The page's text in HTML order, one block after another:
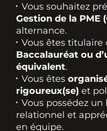
Vous souhaitez
Gestion de la PME
alternance.
Vous êtes titulaire
Baccalauréat ou
équivalent.
Vous êtes
rigoureux(se) et
Vous possédez un
relationnel et
en équipe.